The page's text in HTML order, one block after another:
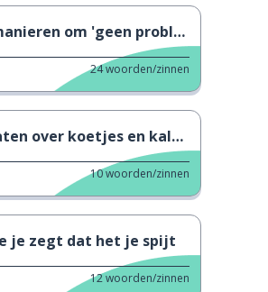
om 'geen probleem' te zeggen 2
24woorden/zinnen
over koetjes en kalfjes
10woorden/zinnen
je zegt dat het je spijt
12woorden/zinnen